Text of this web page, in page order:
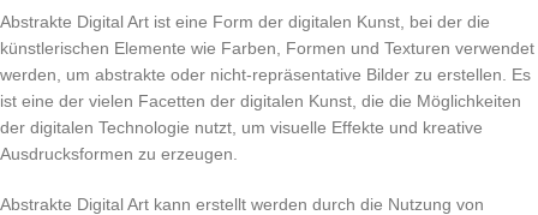
Abstrakte Digital Art ist eine Form der digitalen Kunst, bei der die
künstlerischen Elemente wie Farben, Formen und Texturen verwendet
werden, um abstrakte oder nicht-repräsentative Bilder zu erstellen. Es
ist eine der vielen Facetten der digitalen Kunst, die die Möglichkeiten
der digitalen Technologie nutzt, um visuelle Effekte und kreative
Ausdrucksformen zu erzeugen.
Abstrakte Digital Art kann erstellt werden durch die Nutzung von